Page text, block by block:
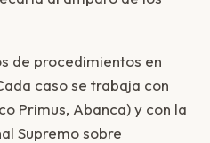
de procedimientos en
caso se trabaja con
Primus, Abanca) y con la
Supremo sobre